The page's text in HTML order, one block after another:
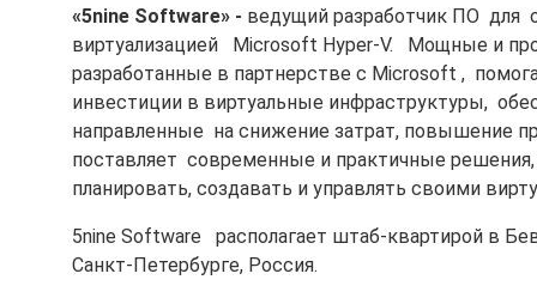
«5nine Software» - ведущий разработчик ПО для
виртуализацией Microsoft Hyper-V. Мощные и
разработанные в партнерстве с Microsoft ,
инвестиции в виртуальные инфраструктуры,
направленные на снижение затрат, повышение
поставляет современные и практичные
планировать, создавать и управлять своими
5nine Software располагает штаб-квартирой в
Санкт-Петербурге, Россия.